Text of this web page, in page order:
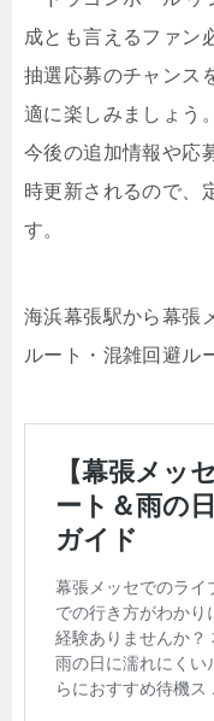
成とも言えるファン
抽選応募のチャンス
適に楽しみましょう。
今後の追加情報や応
時更新されるので、
す。
海浜幕張駅から幕張
ルート・混雑回避ル